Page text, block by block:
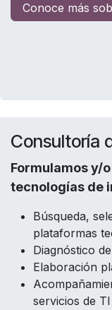
Conoce más
Consultoría
Formulamos y/
tecnologías de
Búsqueda,
plataformas
Diagnóstico
Elaboración
servicios de TI